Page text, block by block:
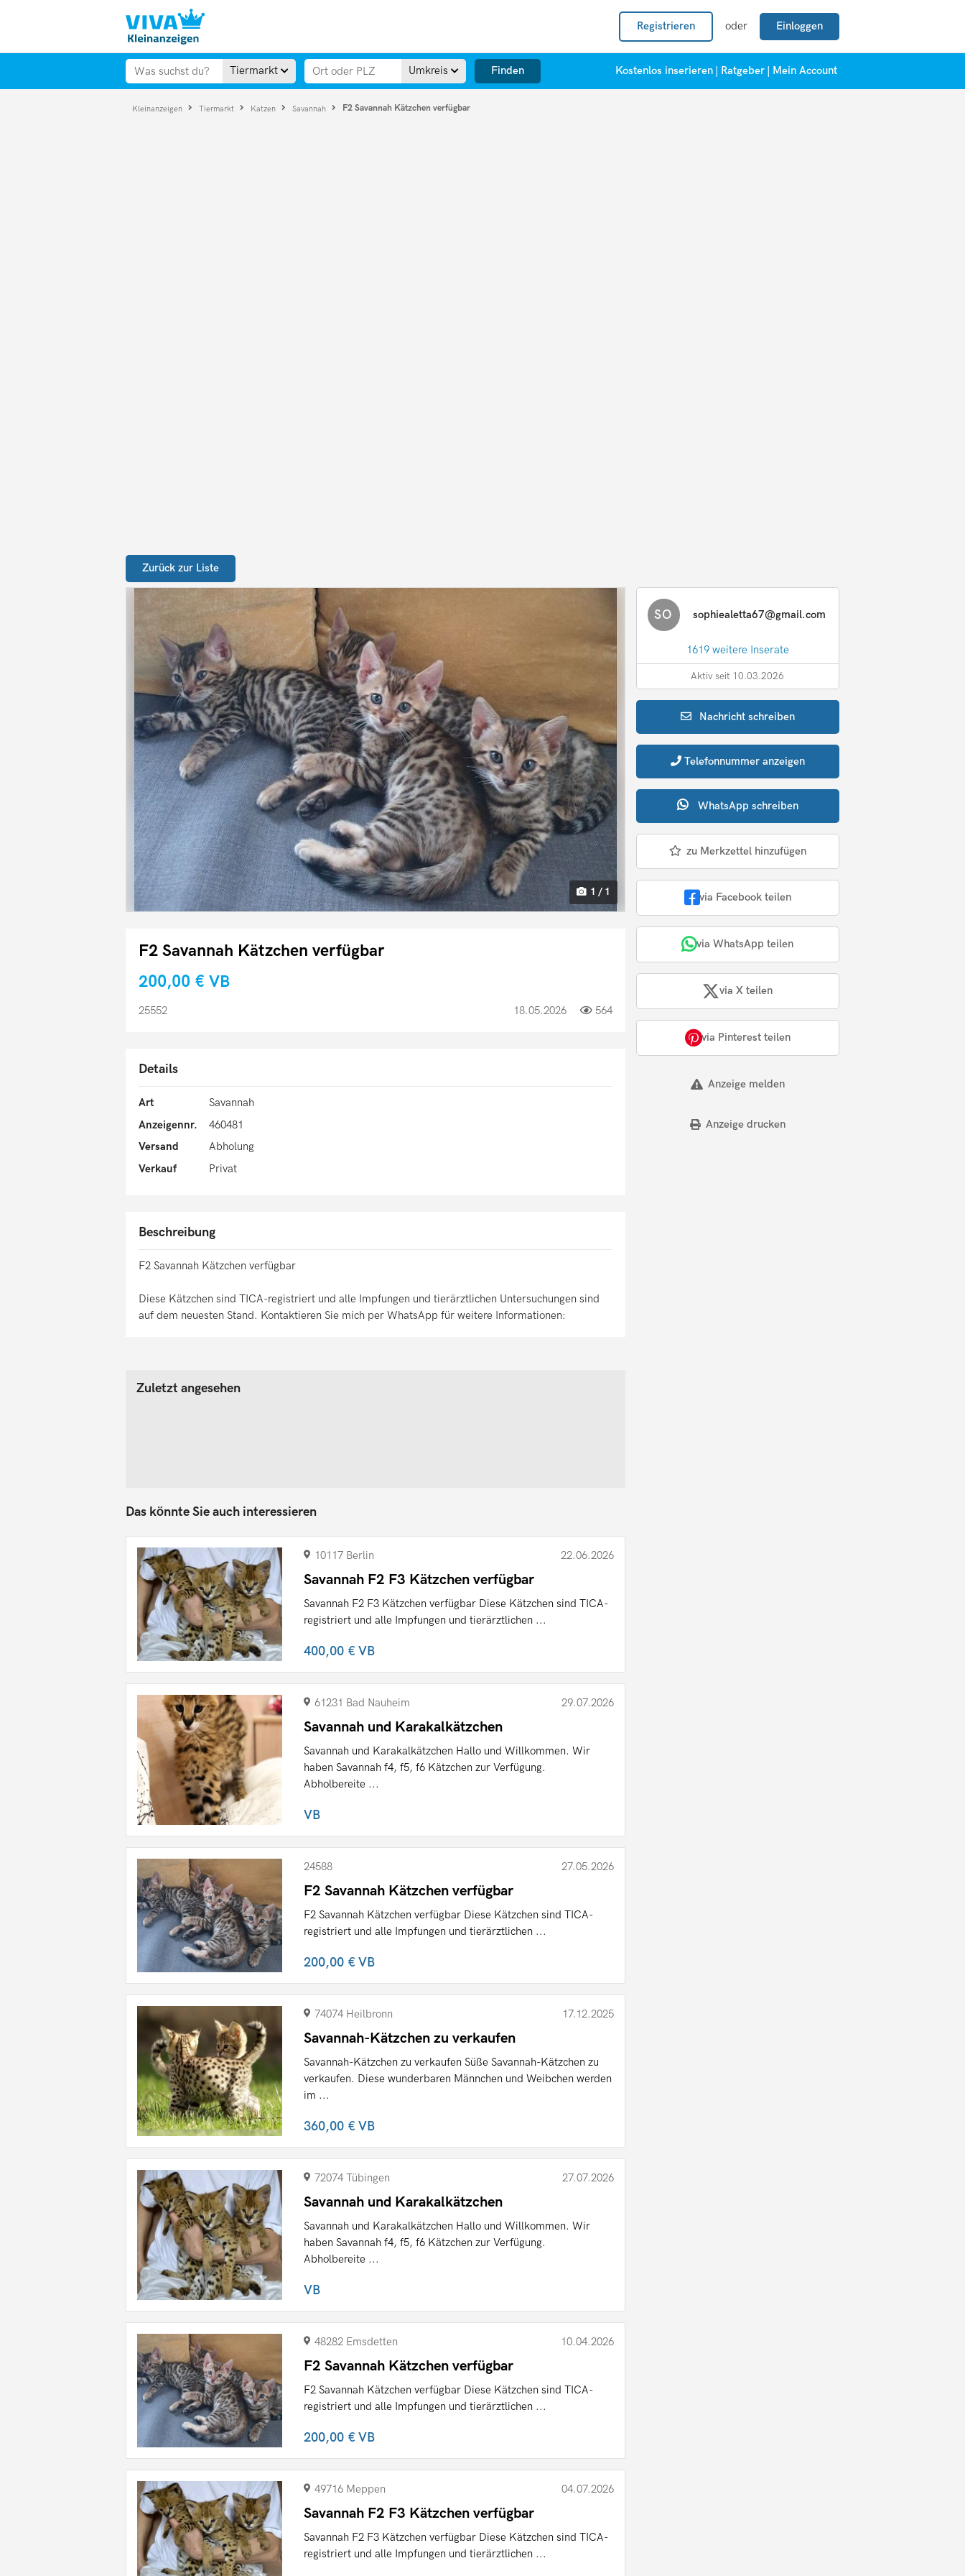
Registrieren oder Einloggen
Tiermarkt Umkreis Finden Kostenlos inserieren Ratgeber Mein Account
Kleinanzeigen Tiermarkt Katzen Savannah F2 Savannah Kätzchen verfügbar
Zurück zur Liste
1 / 1
F2 Savannah Kätzchen verfügbar
200,00 € VB
25552 18.05.2026 564
Details
Art
Savannah
Anzeigennr.
460481
Versand
Abholung
Verkauf
Privat
Beschreibung
F2 Savannah Kätzchen verfügbar
Diese Kätzchen sind TICA-registriert und alle Impfungen und tierärztlichen Untersuchungen sind
auf dem neuesten Stand. Kontaktieren Sie mich per WhatsApp für weitere Informationen:
SO sophiealetta67@gmail.com
1619 weitere Inserate
Aktiv seit 10.03.2026
Nachrichtschreiben
Telefonnummer anzeigen
WhatsApp schreiben
zu Merkzettel hinzufügen
via Facebook teilen
via WhatsApp teilen
via X teilen
via Pinterest teilen
Anzeige melden
Anzeige drucken
Zuletzt angesehen
Das könnte Sie auch interessieren
10117 Berlin 22.06.2026
Savannah F2 F3 Kätzchen verfügbar
Savannah F2 F3 Kätzchen verfügbar Diese Kätzchen sind TICA-
registriert und alle Impfungen und tierärztlichen ...
400,00 €VB
61231 Bad Nauheim 29.07.2026
Savannah und Karakalkätzchen
Savannah und Karakalkätzchen Hallo und Willkommen. Wir
haben Savannah f4, f5, f6 Kätzchen zur Verfügung.
Abholbereite ...
VB
24588 27.05.2026
F2 Savannah Kätzchen verfügbar
F2 Savannah Kätzchen verfügbar Diese Kätzchen sind TICA-
registriert und alle Impfungen und tierärztlichen ...
200,00 €VB
74074 Heilbronn 17.12.2025
Savannah-Kätzchen zu verkaufen
Savannah-Kätzchen zu verkaufen Süße Savannah-Kätzchen zu
verkaufen. Diese wunderbaren Männchen und Weibchen werden
im ...
360,00 €VB
72074 Tübingen 27.07.2026
Savannah und Karakalkätzchen
Savannah und Karakalkätzchen Hallo und Willkommen. Wir
haben Savannah f4, f5, f6 Kätzchen zur Verfügung.
Abholbereite ...
VB
48282 Emsdetten 10.04.2026
F2 Savannah Kätzchen verfügbar
F2 Savannah Kätzchen verfügbar Diese Kätzchen sind TICA-
registriert und alle Impfungen und tierärztlichen ...
200,00 €VB
49716 Meppen 04.07.2026
Savannah F2 F3 Kätzchen verfügbar
Savannah F2 F3 Kätzchen verfügbar Diese Kätzchen sind TICA-
registriert und alle Impfungen und tierärztlichen ...